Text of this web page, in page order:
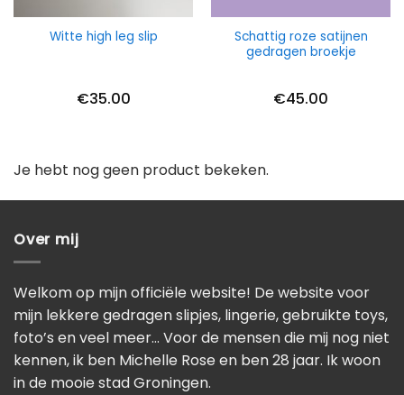
Witte high leg slip
€35.00
Schattig roze satijnen
gedragen broekje
€45.00
Je hebt nog geen product bekeken.
Over mij
Welkom op mijn officiële website! De website voor
mijn lekkere gedragen slipjes, lingerie, gebruikte toys,
foto’s en veel meer… Voor de mensen die mij nog niet
kennen, ik ben Michelle Rose en ben 28 jaar. Ik woon
in de mooie stad Groningen.